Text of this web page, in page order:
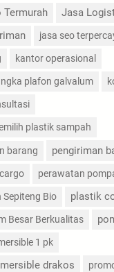
Termurah
Jasa
jasa seo
kantor operasional
plafon galvalum
plastik sampah
barang pengiriman
perawatan
Sepiteng Bio plastik
Besar Berkualitas
1 pk
drakos